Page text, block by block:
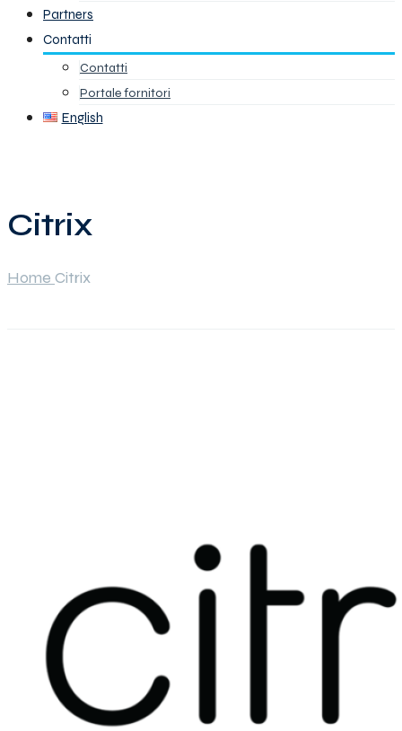
Partners
Contatti
Contatti
Portale fornitori
English
Citrix
Home Citrix